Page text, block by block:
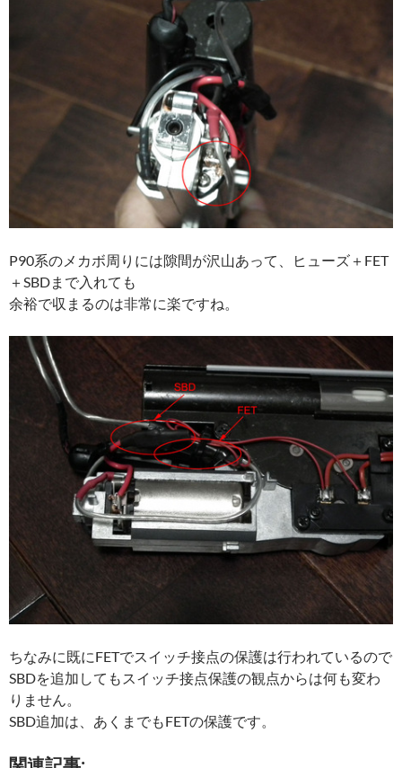
P90系のメカボ周りには隙間が沢山あって、ヒューズ＋FET
余裕で収まるのは非常に楽ですね。
ちなみに既にFETでスイッチ接点の保護は行われているので
りません。
SBD追加は、あくまでもFETの保護です。
関連記事:
次世代SOPMODのスイッチ接点保護